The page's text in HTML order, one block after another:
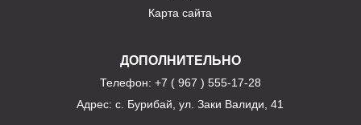
Карта сайта
ДОПОЛНИТЕЛЬНО
Телефон: +7 ( 967 ) 555-17-28
Адрес:с. Бурибай, ул. Заки Валиди, 41